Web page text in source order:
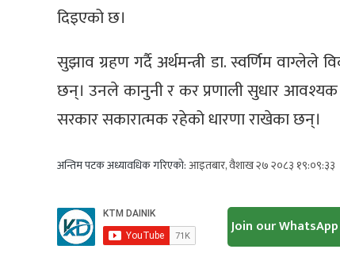
दिइएको छ।
सुझाव ग्रहण गर्दै अर्थमन्त्री डा. स्वर्णिम वाग्लेले
छन्। उनले कानुनी र कर प्रणाली सुधार आवश्यक
सरकार सकारात्मक रहेको धारणा राखेका छन्।
अन्तिम पटक अध्यावधिक गरिएको:आइतबार, वैशाख २७ २०८३ १९:०९:३३
Join our